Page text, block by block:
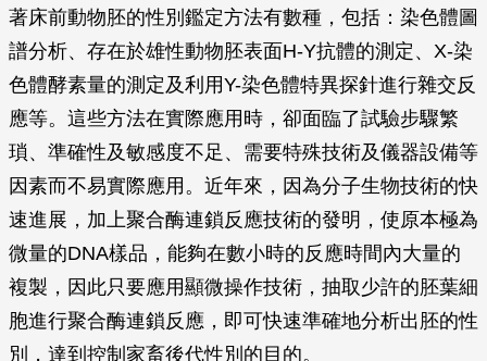
著床前動物胚的性別鑑定方法有數種，包括：染色體圖
譜分析、存在於雄性動物胚表面H-Y抗體的測定、X-染
色體酵素量的測定及利用Y-染色體特異探針進行雜交反
應等。這些方法在實際應用時，卻面臨了試驗步驟繁
瑣、準確性及敏感度不足、需要特殊技術及儀器設備等
因素而不易實際應用。近年來，因為分子生物技術的快
速進展，加上聚合酶連鎖反應技術的發明，使原本極為
微量的DNA樣品，能夠在數小時的反應時間內大量的
複製，因此只要應用顯微操作技術，抽取少許的胚葉細
胞進行聚合酶連鎖反應，即可快速準確地分析出胚的性
別，達到控制家畜後代性別的目的。